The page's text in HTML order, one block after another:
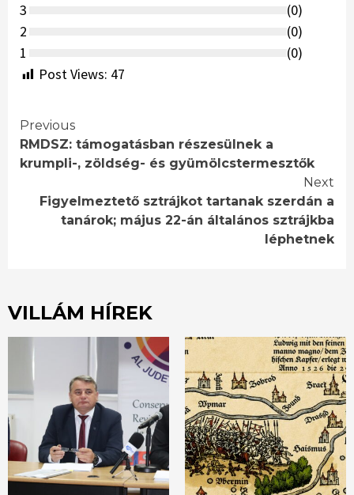
3
(0)
2
(0)
1
(0)
Post Views: 47
Continue
Reading
Previous
RMDSZ: támogatásban részesülnek a
krumpli-, zöldség- és gyümölcstermesztők
Next
Figyelmeztető sztrájkot tartanak szerdán a
tanárok; május 22-án általános sztrájkba
léphetnek
VILLÁM HÍREK